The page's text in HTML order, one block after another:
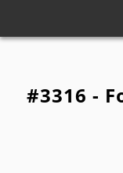
#3316 -